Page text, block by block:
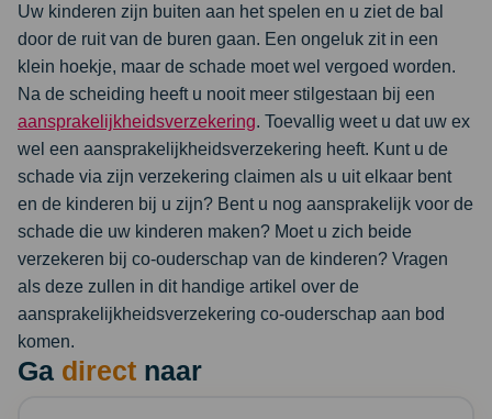
Uw kinderen zijn buiten aan het spelen en u ziet de bal
door de ruit van de buren gaan. Een ongeluk zit in een
klein hoekje, maar de schade moet wel vergoed worden.
Na de scheiding heeft u nooit meer stilgestaan bij een
aansprakelijkheidsverzekering. Toevallig weet u dat uw ex
wel een aansprakelijkheidsverzekering heeft. Kunt u de
schade via zijn verzekering claimen als u uit elkaar bent
en de kinderen bij u zijn? Bent u nog aansprakelijk voor de
schade die uw kinderen maken? Moet u zich beide
verzekeren bij co-ouderschap van de kinderen? Vragen
als deze zullen in dit handige artikel over de
aansprakelijkheidsverzekering co-ouderschap aan bod
komen.
Ga direct naar